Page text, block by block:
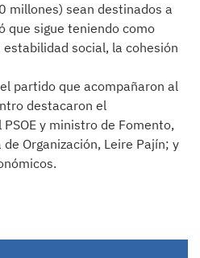
millones) sean destinados a
que sigue teniendo como
social, la cohesión
partido que acompañaron al
destacaron el
y ministro de Fomento,
Organización, Leire Pajín; y